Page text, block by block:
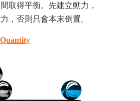
取得平衡。先建立動力，
，否則只會本末倒置。